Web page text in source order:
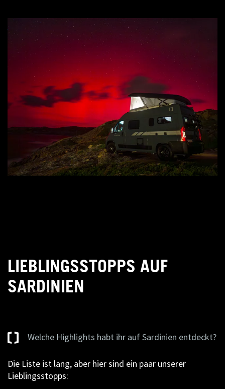
LIEBLINGSSTOPPS AUF
SARDINIEN
Welche Highlights habt ihr auf Sardinien entdeckt?
Die Liste ist lang, aber hier sind ein paar unserer
Lieblingsstopps: